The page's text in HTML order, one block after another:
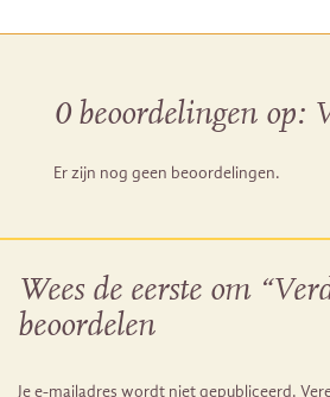
0 beoordelingen op:
Er zijn nog geen beoordelingen.
Wees de eerste om
beoordelen
Je e-mailadres wordt niet gepubliceerd.